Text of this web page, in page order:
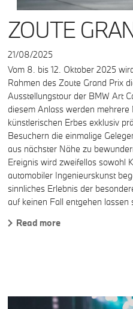
ZOUTE
21/08/2025
Vom 8. bis 12. Oktober 2025
Rahmen des Zoute Grand Prix
Ausstellungstour der BMW Art
diesem Anlass werden mehrere
künstlerischen Erbes exklusiv
Besuchern die einmalige
aus nächster Nähe zu
Ereignis wird zweifellos sowohl
automobiler Ingenieurskunst
sinnliches Erlebnis der
auf keinen Fall entgehen lassen
Read more